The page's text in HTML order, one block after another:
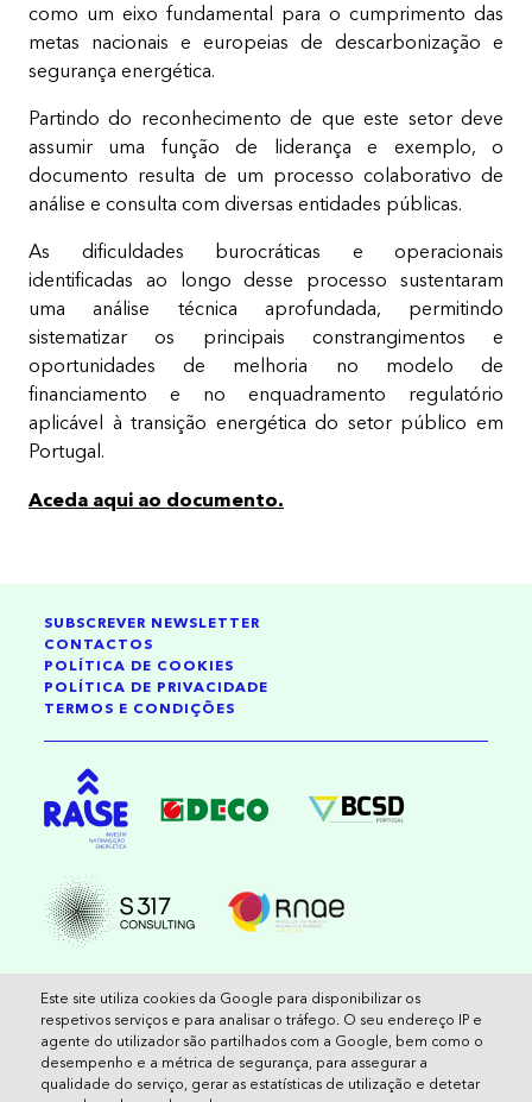
como um eixo fundamental para o cumprimento das
metas nacionais e europeias de descarbonização e
segurança energética.
Partindo do reconhecimento de que este setor deve
assumir uma função de liderança e exemplo, o
documento resulta de um processo colaborativo de
análise e consulta com diversas entidades públicas.
As dificuldades burocráticas e operacionais
identificadas ao longo desse processo sustentaram
uma análise técnica aprofundada, permitindo
sistematizar os principais constrangimentos e
oportunidades de melhoria no modelo de
financiamento e no enquadramento regulatório
aplicável à transição energética do setor público em
Portugal.
Aceda aqui ao documento.
SUBSCREVER NEWSLETTER
CONTACTOS
POLÍTICA DE COOKIES
POLÍTICA DE PRIVACIDADE
TERMOS E CONDIÇÕES
Cofinanciado pela União Europeia. No entanto, os pontos de vista e opiniões
expressos são da exclusiva responsabilidade do(s) autor(es) e não refletem
necessariamente os da União Europeia ou do CINEA. Nem a União Europeia nem
Este site utiliza cookies da Google para disponibilizar os
respetivos serviços e para analisar o tráfego. O seu endereço IP e
agente do utilizador são partilhados com a Google, bem como o
desempenho e a métrica de segurança, para assegurar a
qualidade do serviço, gerar as estatísticas de utilização e detetar